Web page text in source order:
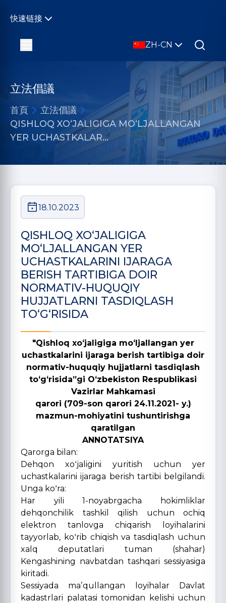
快速链接
ZH-CN
立法倡議
首頁
立法倡議
QISHLOQ XO‘JALIGIGA MO‘LJALLANGAN
YER UCHASTKALAR…
18.10.2023
QISHLOQ XO‘JALIGIGA
MO‘LJALLANGAN YER
UCHASTKALARINI IJARAGA
BERISH TARTIBIGA DOIR
NORMATIV-HUQUQIY
HUJJATLARNI TASDIQLASH
TO‘G‘RISIDA
"Qishloq xoʻjaligiga moʻljallangan yer
uchastkalarini ijaraga berish tartibiga doir
normativ-huquqiy hujjatlarni tasdiqlash
toʻgʻrisida”gi Oʻzbekiston Respublikasi
Vazirlar Mahkamasi
qarori (709-son qarori 24.11.2021- y.)
mazmun-mohiyatini tushuntirishga
qaratilgan
ANNOTATSIYA
Qarorga bilan:
Dehqon xoʻjaligini yuritish uchun yer
uchastkalarini ijaraga berish tartibi belgilandi.
Unga koʻra:
Har yili 1-noyabrgacha hokimliklar
dehqonchilik tashkil qilish uchun ochiq
elektron tanlovga chiqarish loyihalarini
tayyorlab, koʻrib chiqish va tasdiqlash uchun
xalq deputatlari tuman (shahar)
Kengashining navbatdan tashqari sessiyasiga
kiritadi.
Sessiyada maʼqullangan loyihalar Davlat
kadastrlari palatasi tomonidan kelishi uchun